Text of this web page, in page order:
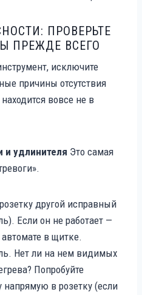
ПРОВЕРЬТЕ
ПРЕЖДЕ ВСЕГО
исключите
причины отсутствия
вовсе не в
и удлинителя Это самая
другой исправный
Если он не работает —
в щитке.
Нет ли на нем видимых
Попробуйте
в розетку (если